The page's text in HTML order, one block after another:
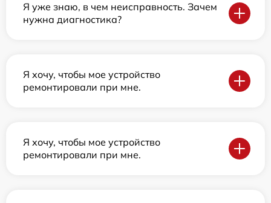
Я уже знаю, в чем неисправность. Зачем
нужна диагностика?
Я хочу, чтобы мое устройство
ремонтировали при мне.
Я хочу, чтобы мое устройство
ремонтировали при мне.